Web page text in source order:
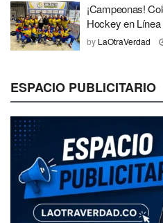
¡Campeonas!
Hockey en
by LaOtraVerdad
ESPACIO PUBLICITARIO